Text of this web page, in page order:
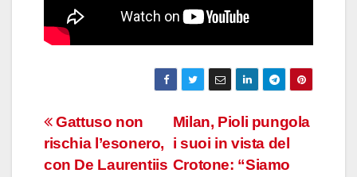
Navigazione
articoli
Milan, Pioli pungola
i suoi in vista del
Crotone: “Siamo
Gattuso non
rischia l’esonero,
con De Laurentiis